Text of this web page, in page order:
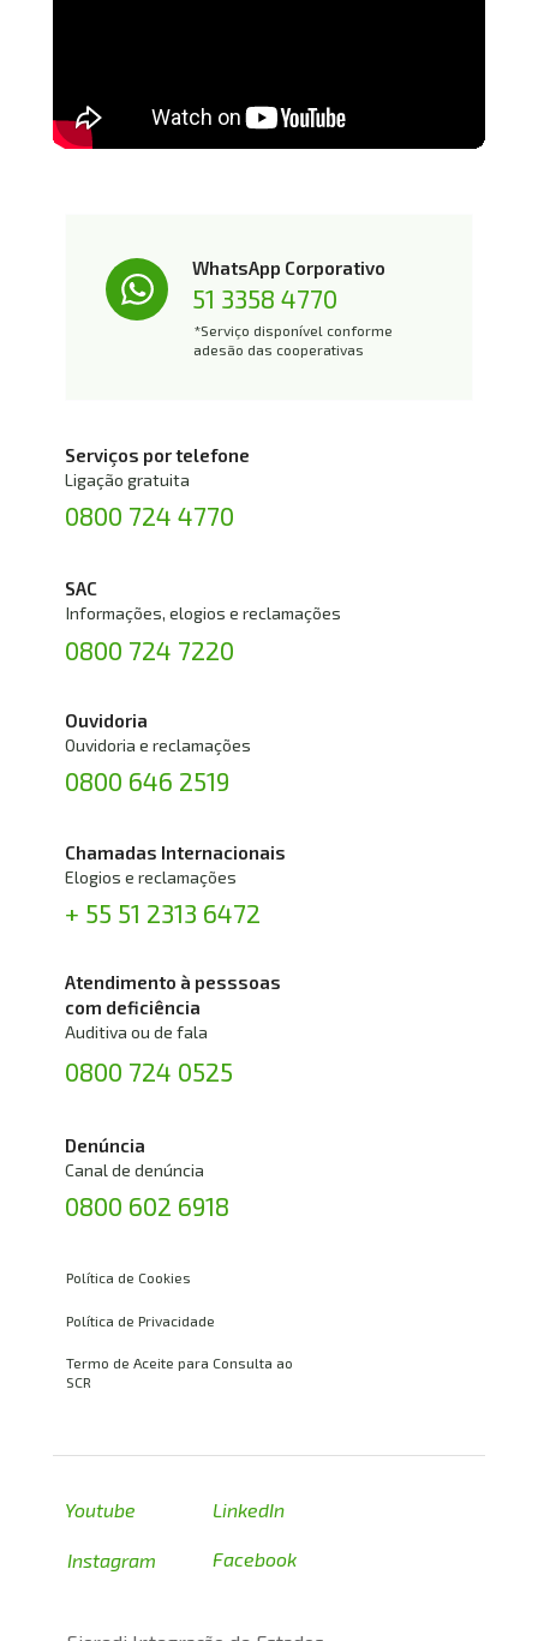
Serviços por telefone
Chamadas Internacionais
Elogios e reclamações
Ligação gratuita
WhatsApp Corporativo
+ 55 51 2313 6472
0800 724 4770
51 3358 4770
*Serviço disponível conforme
adesão das cooperativas
Atendimento à pesssoas
com deficiência
SAC
Informações, elogios e reclamações
Auditiva ou de fala
0800 724 7220
0800 724 0525
Política de Cookies
Ouvidoria
Denúncia
Ouvidoria e reclamações
Política de Privacidade
Canal de denúncia
0800 646 2519
Termo de Aceite para Consulta ao
SCR
0800 602 6918
Youtube LinkedIn
Instagram Facebook